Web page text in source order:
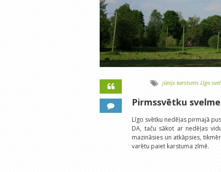
jūnijs karstums Līgo
Pirmssvētku svelme
Līgo svētku nedēļas pirmajā
DA, taču sākot ar nedēļas
mazināsies un atkāpsies,
varētu paiet karstuma zīmē.